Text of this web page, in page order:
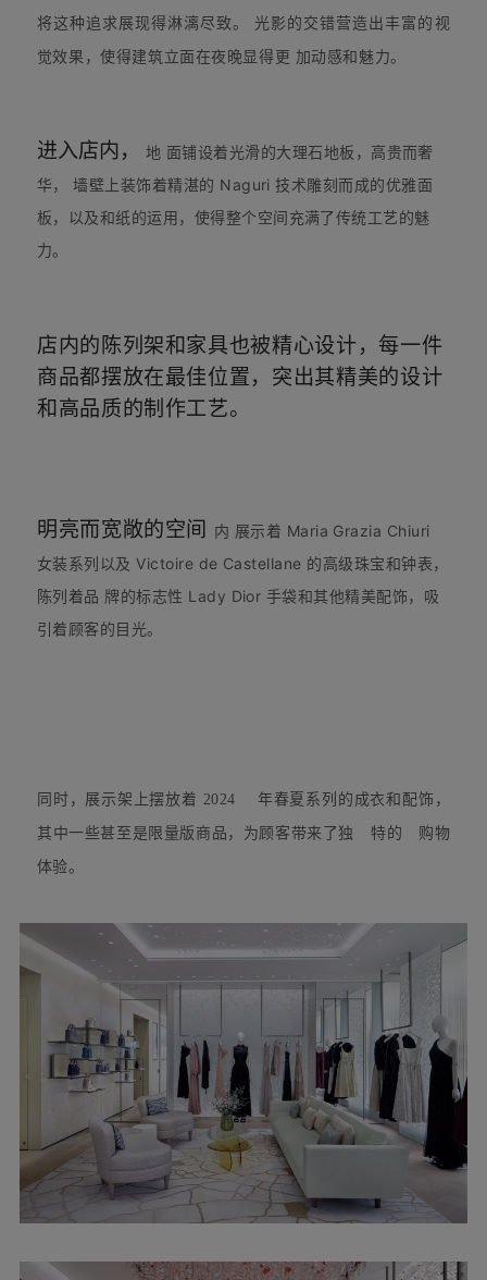
将这种追求展现得淋漓尽致。 光影的交错营造出丰富的视
觉效果，使得建筑立面在夜晚显得更 加动感和魅力。
进入店内， 地 面铺设着光滑的大理石地板，高贵而奢
华，墙壁上装饰着精湛的 Naguri 技术雕刻而成的优雅面
板，以及和纸的运用，使得整个空间充满了传统工艺的魅
力。
店内的陈列架和家具也被精心设计，每一件
明亮而宽敞的空间 内展示着
Maria Grazia Chiuri
女装系列以及 Victoire de Castellane
的高级珠宝和钟表，
陈列着品牌的标志性 Lady Dior手袋和其他精美配饰，吸
引着顾客的目光。